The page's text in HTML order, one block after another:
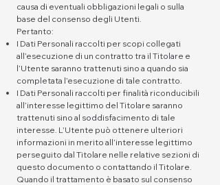
causa di eventuali obbligazioni legali o sulla
base del consenso degli Utenti.
Pertanto:
I Dati Personali raccolti per scopi collegati
all’esecuzione di un contratto tra il Titolare e
l’Utente saranno trattenuti sino a quando sia
completata l’esecuzione di tale contratto.
I Dati Personali raccolti per finalità riconducibili
all’interesse legittimo del Titolare saranno
trattenuti sino al soddisfacimento di tale
interesse. L’Utente può ottenere ulteriori
informazioni in merito all’interesse legittimo
perseguito dal Titolare nelle relative sezioni di
questo documento o contattando il Titolare.
Quando il trattamento è basato sul consenso